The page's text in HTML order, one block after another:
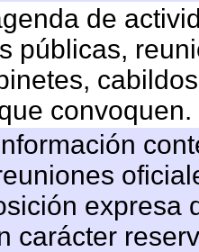
de
públicas,
convoquen.
expresa
carácter